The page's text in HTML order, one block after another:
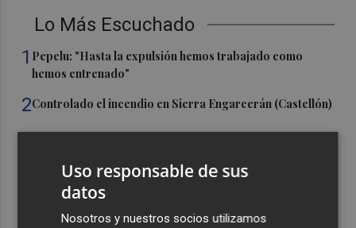
Lo Más Escuchado
1 Pepelu: "Hasta la expulsión hemos trabajado como
hemos entrenado"
2Controlado el incendio en Sierra Engarcerán (Castellón)
seguridad alarma a gobiernos y empresas
El eclipse solar dispara el turismo y las búsquedas de
alojamiento crecen hasta un 500%
Uso responsable de sus
datos
Nosotros y nuestros socios utilizamos